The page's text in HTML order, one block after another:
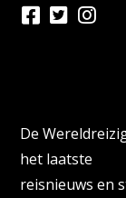
De
het laatste
reisnieuws en